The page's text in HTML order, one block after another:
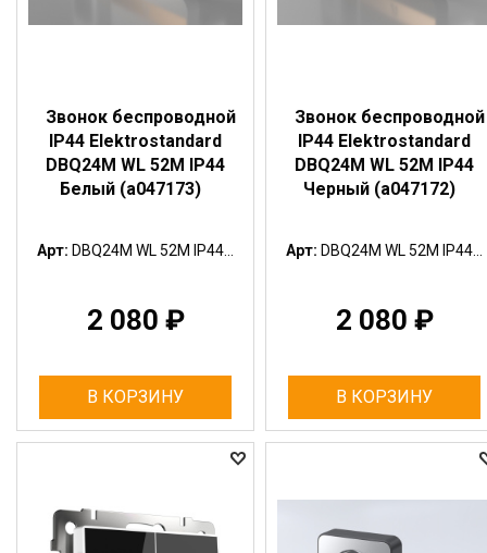
Звонок беспроводной
IP44 Elektrostandard
DBQ24M WL 52M IP44
Белый (a047173)
Арт: DBQ24M WL 52M IP44...
2 080 ₽
В КОРЗИНУ
Звонок беспроводной
IP44 Elektrostandard
DBQ24M WL 52M IP44
Черный (a047172)
Арт: DBQ24M WL 52M IP44...
2 080 ₽
В КОРЗИНУ